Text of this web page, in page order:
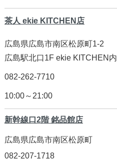
茶人 ekie KITCHEN店
広島県広島市南区松原町1-2
広島駅北口1F ekie KITCHEN内
082-262-7710
10:00～21:00
新幹線口2階 銘品館店
広島県広島市南区松原町
082-207-1718